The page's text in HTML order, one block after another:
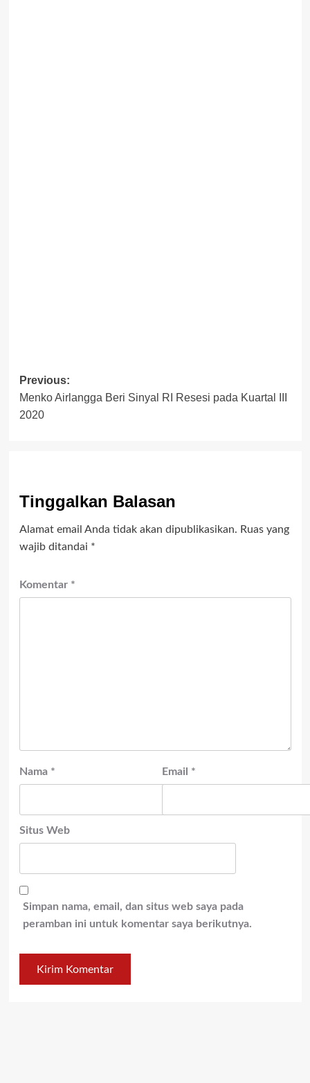
Post
navigation
Previous:
Menko Airlangga Beri Sinyal RI Resesi pada Kuartal III
2020
Tinggalkan Balasan
Alamat email Anda tidak akan dipublikasikan. Ruas yang
wajib ditandai *
Komentar *
Nama * Email *
Situs Web
Simpan nama, email, dan situs web saya pada
peramban ini untuk komentar saya berikutnya.